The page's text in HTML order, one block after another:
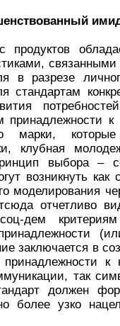
продуктов
в разрезе
стандартам
принадлежности к
марки,
клубная
выбора –
возникнуть
моделирования
отчетливо
дем
заключается в
к
так
должен
более узко